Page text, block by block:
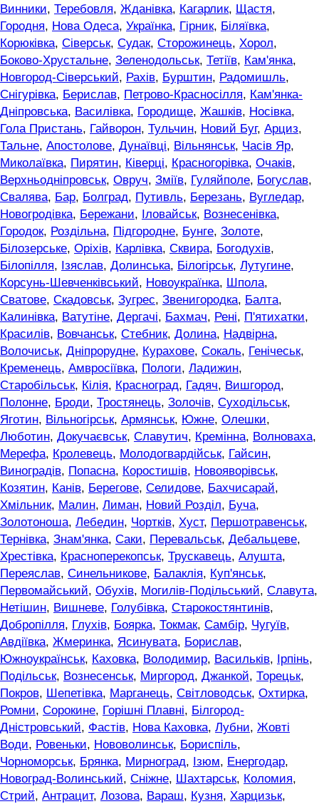
Винники, Теребовля, Жданівка, Кагарлик, Щастя,
Городня, Нова Одеса, Українка, Гірник, Біляївка,
Корюківка, Сіверськ, Судак, Сторожинець, Хорол,
Боково-Хрустальне, Зеленодольськ, Тетіїв, Кам'янка,
Новгород-Сіверський, Рахів, Бурштин, Радомишль,
Снігурівка, Берислав, Петрово-Красносілля, Кам'янка-
Дніпровська, Василівка, Городище, Жашків, Носівка,
Гола Пристань, Гайворон, Тульчин, Новий Буг, Арциз,
Тальне, Апостолове, Дунаївці, Вільнянськ, Часів Яр,
Миколаївка, Пирятин, Ківерці, Красногорівка, Очаків,
Верхньодніпровськ, Овруч, Зміїв, Гуляйполе, Богуслав,
Свалява, Бар, Болград, Путивль, Березань, Вугледар,
Новогродівка, Бережани, Іловайськ, Вознесенівка,
Городок, Роздільна, Підгородне, Бунге, Золоте,
Білозерське, Оріхів, Карлівка, Сквира, Богодухів,
Білопілля, Ізяслав, Долинська, Білогірськ, Лутугине,
Корсунь-Шевченківський, Новоукраїнка, Шпола,
Сватове, Скадовськ, Зугрес, Звенигородка, Балта,
Калинівка, Ватутіне, Дергачі, Бахмач, Рені, П'ятихатки,
Красилів, Вовчанськ, Стебник, Долина, Надвірна,
Волочиськ, Дніпрорудне, Курахове, Сокаль, Генічеськ,
Кременець, Амвросіївка, Пологи, Ладижин,
Старобільськ, Кілія, Красноград, Гадяч, Вишгород,
Полонне, Броди, Тростянець, Золочів, Суходільськ,
Яготин, Вільногірськ, Армянськ, Южне, Олешки,
Люботин, Докучаєвськ, Славутич, Кремінна, Волноваха,
Мерефа, Кролевець, Молодогвардійськ, Гайсин,
Виноградів, Попасна, Коростишів, Новояворівськ,
Козятин, Канів, Берегове, Селидове, Бахчисарай,
Хмільник, Малин, Лиман, Новий Розділ, Буча,
Золотоноша, Лебедин, Чортків, Хуст, Першотравенськ,
Тернівка, Знам'янка, Саки, Перевальськ, Дебальцеве,
Хрестівка, Красноперекопськ, Трускавець, Алушта,
Переяслав, Синельникове, Балаклія, Куп'янськ,
Первомайський, Обухів, Могилів-Подільський, Славута,
Нетішин, Вишневе, Голубівка, Старокостянтинів,
Добропілля, Глухів, Боярка, Токмак, Самбір, Чугуїв,
Авдіївка, Жмеринка, Ясинувата, Борислав,
Южноукраїнськ, Каховка, Володимир, Васильків, Ірпінь,
Подільськ, Вознесенськ, Миргород, Джанкой, Торецьк,
Покров, Шепетівка, Марганець, Світловодськ, Охтирка,
Ромни, Сорокине, Горішні Плавні, Білгород-
Дністровський, Фастів, Нова Каховка, Лубни, Жовті
Води, Ровеньки, Нововолинськ, Бориспіль,
Чорноморськ, Брянка, Мирноград, Ізюм, Енергодар,
Новоград-Волинський, Сніжне, Шахтарськ, Коломия,
Стрий, Антрацит, Лозова, Вараш, Кузня, Харцизьк,